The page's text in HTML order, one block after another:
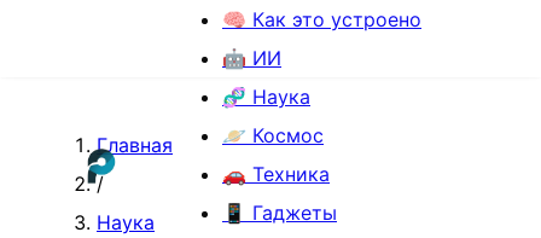
🧠 Как это устроено
🤖 ИИ
🧬 Наука
🪐 Космос
🚗 Техника
📱 Гаджеты
Главная
/
Наука